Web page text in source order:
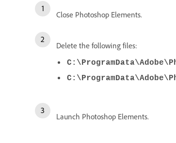
Close Photoshop Elements.
Delete the following files:
Launch Photoshop Elements.